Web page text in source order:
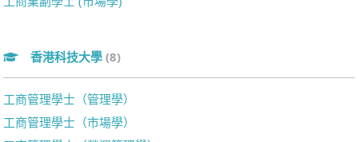
香港科技大學 (8)
工商管理學士（管理學）
工商管理學士（市場學）